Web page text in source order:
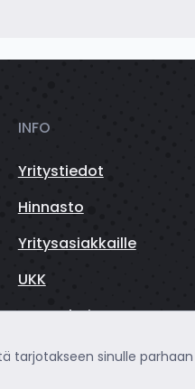
INFO
Yritystiedot
Hinnasto
Yritysasiakkaille
UKK
Autorahoitus
tarjotakseen sinulle